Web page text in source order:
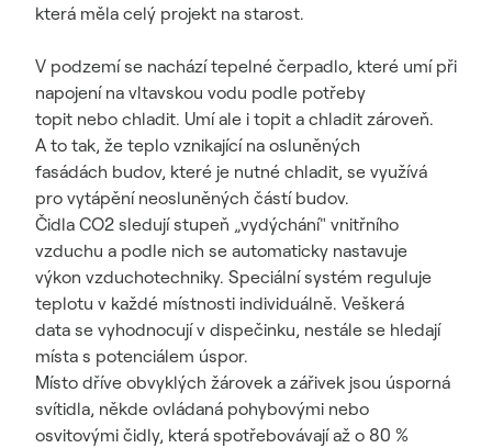
která měla celý projekt na starost.
V podzemí se nachází tepelné čerpadlo, které umí při
napojení na vltavskou vodu podle potřeby
topit nebo chladit. Umí ale i topit a chladit zároveň.
A to tak, že teplo vznikající na osluněných
fasádách budov, které je nutné chladit, se využívá
pro vytápění neosluněných částí budov.
Čidla CO2 sledují stupeň „vydýchání" vnitřního
vzduchu a podle nich se automaticky nastavuje
výkon vzduchotechniky. Speciální systém reguluje
teplotu v každé místnosti individuálně. Veškerá
data se vyhodnocují v dispečinku, nestále se hledají
místa s potenciálem úspor.
Místo dříve obvyklých žárovek a zářivek jsou úsporná
svítidla, někde ovládaná pohybovými nebo
osvitovými čidly, která spotřebovávají až o 80 %